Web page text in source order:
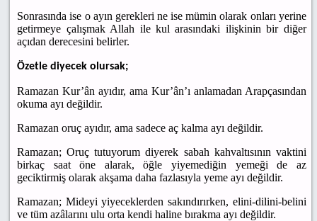
Sonrasında ise o ayın gerekleri ne ise mümin olarak onları yerine
getirmeye çalışmak Allah ile kul arasındaki ilişkinin bir diğer
açıdan derecesini belirler.
Özetle diyecek olursak;
Ramazan Kur’ân ayıdır, ama Kur’ân’ı anlamadan Arapçasından
okuma ayı değildir.
Ramazan oruç ayıdır, ama sadece aç kalma ayı değildir.
Ramazan; Oruç tutuyorum diyerek sabah kahvaltısının vaktini
birkaç saat öne alarak, öğle yiyemediğin yemeği de az
geciktirmiş olarak akşama daha fazlasıyla yeme ayı değildir.
Ramazan; Mideyi yiyeceklerden sakındırırken, elini-dilini-belini
ve tüm azâlarını ulu orta kendi haline bırakma ayı değildir.